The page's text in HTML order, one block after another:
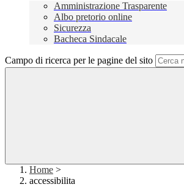
Amministrazione Trasparente
Albo pretorio online
Sicurezza
Bacheca Sindacale
Campo di ricerca per le pagine del sito
Home >
accessibilita